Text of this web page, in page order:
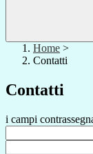
Home >
Contatti
Contatti
i campi